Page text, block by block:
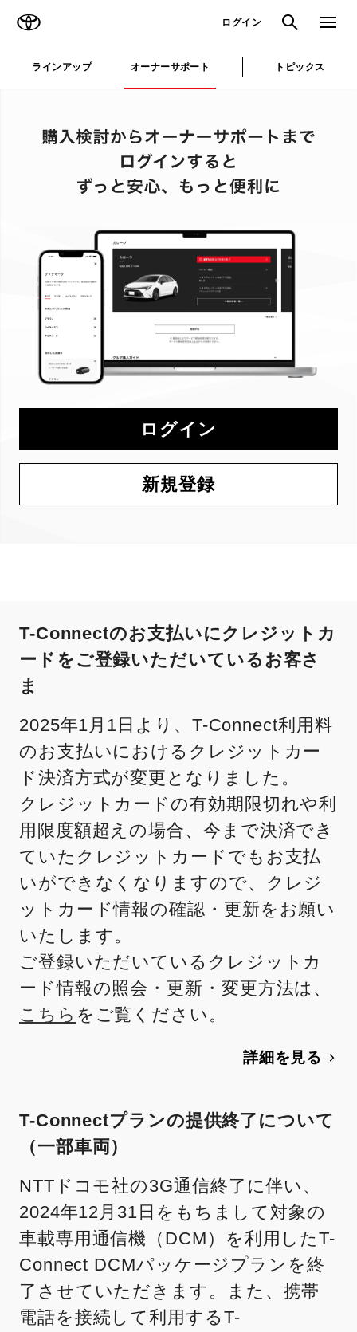
ログイン 検索 メニュ
ラインアップ オーナーサポート トピックス
ログイン
新規登録
T-Connectのお支払いにクレジットカ
ードをご登録いただいているお客さ
ま
2025年1月1日より、T-Connect利用料
のお支払いにおけるクレジットカー
ド決済方式が変更となりました。
クレジットカードの有効期限切れや利
用限度額超えの場合、今まで決済でき
ていたクレジットカードでもお支払
いができなくなりますので、クレジ
ットカード情報の確認・更新をお願い
いたします。
ご登録いただいているクレジットカ
ード情報の照会・更新・変更方法は、
こちら をご覧ください。
詳細を見る
T-Connectプランの提供終了について
（一部車両）
NTTドコモ社の3G通信終了に伴い、
2024年12月31日をもちまして対象の
車載専用通信機（DCM）を利用したT-
Connect DCMパッケージプランを終
了させていただきます。また、携帯
電話を接続して利用するT-